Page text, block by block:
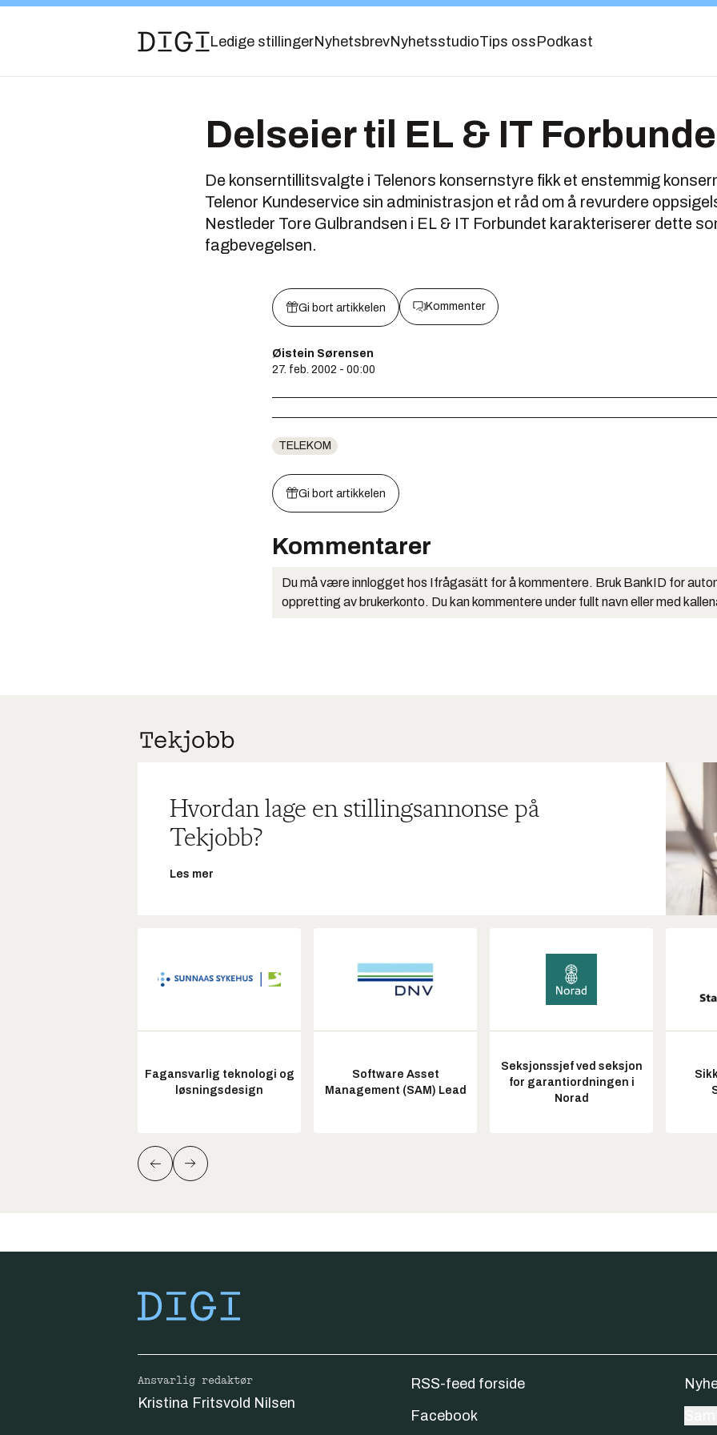
Ledige stillingerNyhetsbrevNyhetsstudioTips oss Podkast
Delseier til EL & IT
De konserntillitsvalgte i Telenors konsernstyre fikk et enstemmig
Telenor Kundeservice sin administrasjon et råd om å revurdere
Nestleder Tore Gulbrandsen i EL & IT Forbundet karakteriserer dette
fagbevegelsen.
Gi bort artikkelen Kommenter
Øistein Sørensen
27. feb. 2002 - 00:00
TELEKOM
Gi bort artikkelen
Kommentarer
Du må være innlogget hos Ifrågasätt for å kommentere. Bruk BankID for
oppretting av brukerkonto. Du kan kommentere under fullt navn eller med
Hvordan lage en stillingsannonse på
Tekjobb?
Les mer
Fagansvarlig teknologi og
løsningsdesign
Software Asset
Management (SAM) Lead
Seksjonssjef ved seksjon
for garantiordningen i
Norad
Ansvarlig redaktør
Kristina Fritsvold Nilsen
RSS-feed forside
Facebook